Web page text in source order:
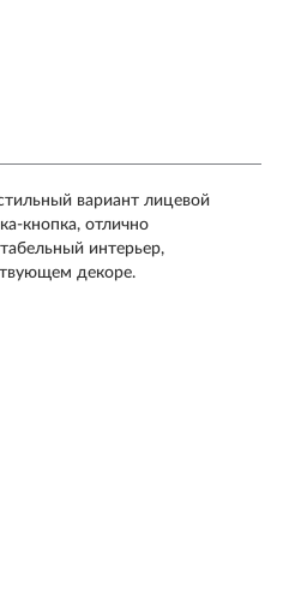
вариант лицевой
кнопка, отлично
интерьер,
декоре.